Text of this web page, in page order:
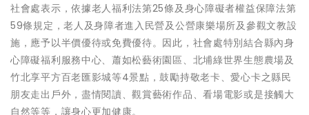
社會處表示，依據老人福利法第25條及身心障礙者權益保障法第
59條規定，老人及身障者進入民營及公營康樂場所及參觀文教設
施，應予以半價優待或免費優待。因此，社會處特別結合縣內身
心障礙福利服務中心、蕭如松藝術園區、北埔綠世界生態農場及
竹北享平方百老匯影城等4景點，鼓勵持敬老卡、愛心卡之縣民
朋友走出戶外，盡情閱讀、觀賞藝術作品、看場電影或是接觸大
自然等等，讓身心更加健康。